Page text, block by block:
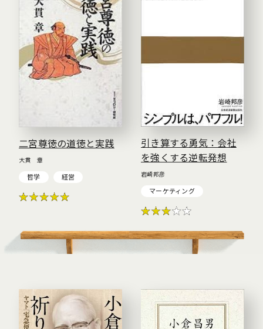
二宮尊徳の道徳と実践
大貫 章
哲学 経営
引き算する勇気：会社
を強くする逆転発想
岩崎邦彦
マーケティング